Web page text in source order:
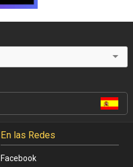
En las Redes
Facebook